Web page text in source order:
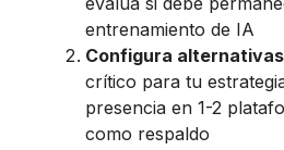
entrenamiento de IA
Configura alternativas
crítico para tu
presencia en 1-2
como respaldo